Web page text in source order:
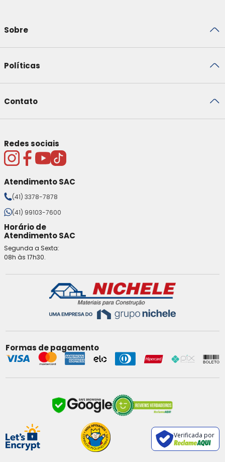
Sobre
Políticas
Contato
Redes sociais
Atendimento SAC
(41) 3378-7878
(41) 99103-7600
Horário de
Atendimento SAC
Segunda a Sexta:
08h às 17h30.
Formas de pagamento
Verificada por